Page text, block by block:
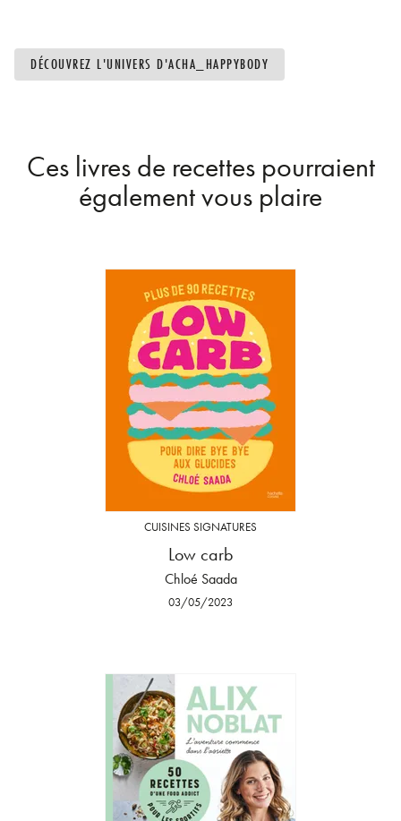
DÉCOUVREZ L'UNIVERS D'ACHA_HAPPYBODY
Ces livres de recettes pourraient
également vous plaire
CUISINES SIGNATURES
Low carb
Chloé Saada
03/05/2023